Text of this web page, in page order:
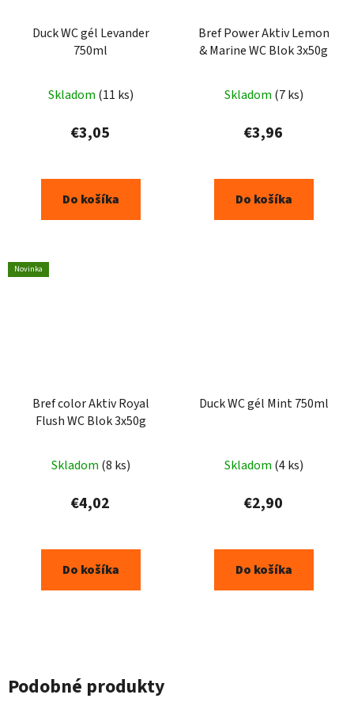
Duck WC gél Levander
750ml
Skladom (11 ks)
€3,05
Do košíka
Bref Power Aktiv Lemon
& Marine WC Blok 3x50g
Skladom (7 ks)
€3,96
Do košíka
Novinka
Bref color Aktiv Royal
Flush WC Blok 3x50g
Skladom (8 ks)
€4,02
Do košíka
Duck WC gél Mint 750ml
Skladom (4 ks)
€2,90
Do košíka
Podobné produkty